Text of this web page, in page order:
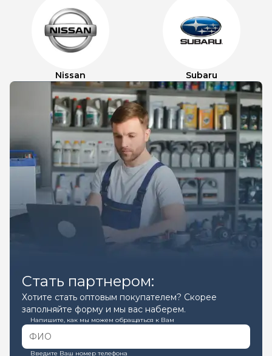
Nissan Subaru
Стать партнером:
Хотите стать оптовым покупателем? Скорее
заполняйте форму и мы вас наберем.
Напишите, как мы можем обращаться к Вам
Введите Ваш номер телефона